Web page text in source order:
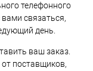
телефонного
связаться,
день.
ваш заказ.
поставщиков,